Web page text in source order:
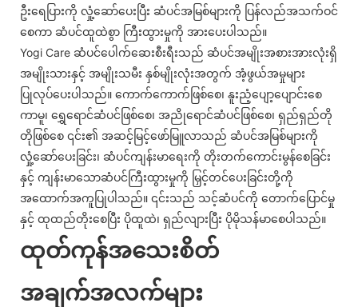
ဦးရေပြားကို လှုံ့ဆော်ပေးပြီး ဆံပင်အမြစ်များကို ပြန်လည်အသက်ဝင်
စေကာ ဆံပင်ထူထဲစွာ ကြီးထွားမှုကို အားပေးပါသည်။
Yogi Care ဆံပင်ပေါက်ဆေးစီးရီးသည် ဆံပင်အမျိုးအစားအားလုံးရှိ
အမျိုးသားနှင့် အမျိုးသမီး နှစ်မျိုးလုံးအတွက် အံ့ဖွယ်အမှုများ
ပြုလုပ်ပေးပါသည်။ ကောက်ကောက်ဖြစ်စေ၊ နူးညံ့ပျော့ပျောင်းစေ
ကာမူ၊ ရွှေရောင်ဆံပင်ဖြစ်စေ၊ အညိုရောင်ဆံပင်ဖြစ်စေ၊ ရှည်ရှည်တို
တိုဖြစ်စေ ၎င်း၏ အဆင့်မြင့်ဖော်မြူလာသည် ဆံပင်အမြစ်များကို
လှုံ့ဆော်ပေးခြင်း၊ ဆံပင်ကျန်းမာရေးကို တိုးတက်ကောင်းမွန်စေခြင်း
နှင့် ကျန်းမာသောဆံပင်ကြီးထွားမှုကို မြှင့်တင်ပေးခြင်းတို့ကို
အထောက်အကူပြုပါသည်။ ၎င်းသည် သင့်ဆံပင်ကို တောက်ပြောင်မှု
နှင့် ထုထည်တိုးစေပြီး ပိုထူထဲ၊ ရှည်လျားပြီး ပိုမိုသန်မာစေပါသည်။
ထုတ်ကုန်အသေးစိတ်
အချက်အလက်များ